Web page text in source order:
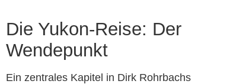
Die Yukon-Reise: Der
Wendepunkt
Ein zentrales Kapitel in Dirk Rohrbachs